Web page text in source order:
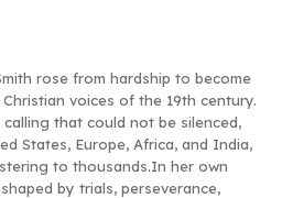
rose from hardship to become
voices of the 19th century.
that could not be silenced,
States, Europe, Africa, and India,
to thousands.In her own
by trials, perseverance,